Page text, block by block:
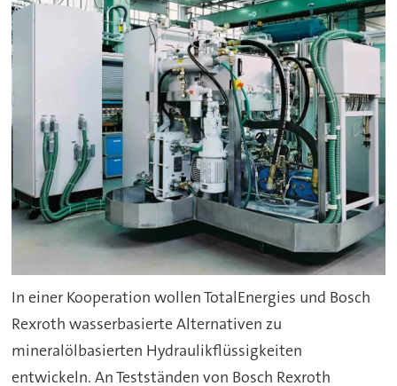
In einer Kooperation wollen TotalEnergies und Bosch
Rexroth wasserbasierte Alternativen zu
mineralölbasierten Hydraulikflüssigkeiten
entwickeln. An Testständen von Bosch Rexroth